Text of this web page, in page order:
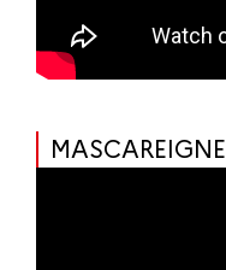
MASCAREIGNE